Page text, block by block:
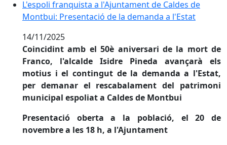
L'espoli franquista a l'Ajuntament de Caldes de
L'espoli franquista a l'Ajuntament de Caldes de
Montbui: Presentació de la demanda a l'Estat
14/11/2025
Coincidint amb el 50è aniversari de la mort de
Franco, l'alcalde Isidre Pineda avançarà els
motius i el contingut de la demanda a l'Estat,
per demanar el rescabalament del patrimoni
municipal espoliat a Caldes de Montbui
Presentació oberta a la població, el 20 de
novembre a les 18 h, a l'Ajuntament